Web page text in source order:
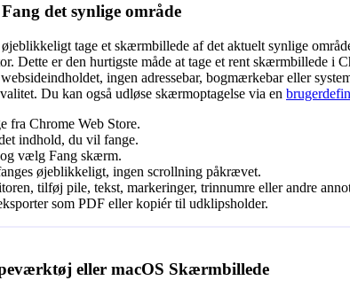
det synlige område
tage et skærmbillede af det aktuelt synlige
Dette er den hurtigste måde at tage et rent
ingen adressebar, bogmærkebar eller
Du kan også udløse skærmoptagelse via en
fra Chrome Web Store.
indhold, du vil fange.
vælg Fang skærm.
øjeblikkeligt, ingen scrollning påkrævet.
tilføj pile, tekst, markeringer, trinnumre eller andre
som PDF eller kopiér til udklipsholder.
eller macOS Skærmbillede